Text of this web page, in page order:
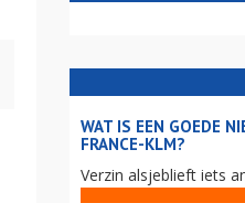
WAT IS EEN GOEDE
FRANCE-KLM?
Verzin alsjeblieft iets